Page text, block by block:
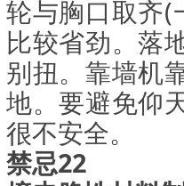
轮与胸口取齐(
比较省劲。落
别扭。靠墙机
地。要避免仰
很不安全。
禁忌22